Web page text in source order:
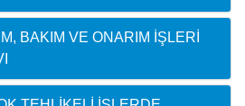
BAKIM VE ONARIM İŞLERI